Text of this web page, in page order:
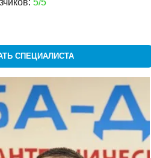
СПЕЦИАЛИСТА